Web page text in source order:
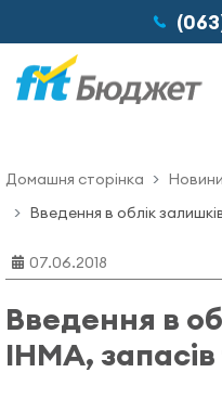
Домашня сторінка
Новини
Введення в облік
07.06.2018
Введення в
ІНМА,